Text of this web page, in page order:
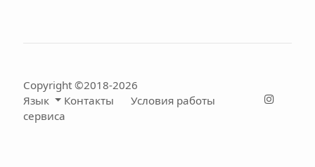
Copyright ©2018-2026
Язык
Контакты
Условия работы
сервиса